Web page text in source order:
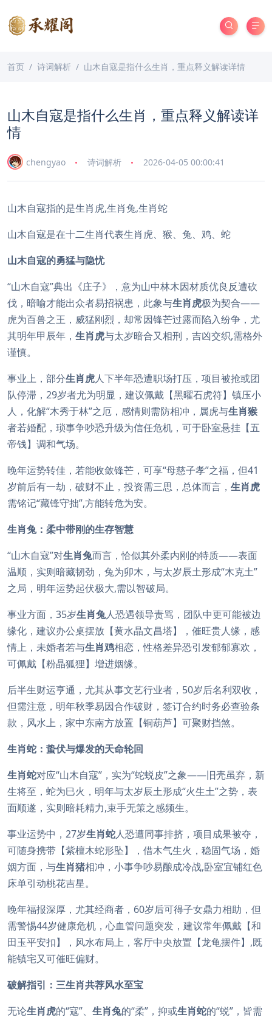
首页 诗词解析 山木自寇是指什么生肖，重点释义解读详情
山木自寇是指什么生肖，重点释义解读详
情
chengyao 诗词解析 2026-04-05 00:00:41
山木自寇指的是生肖虎,生肖兔,生肖蛇
山木自寇是在十二生肖代表生肖虎、猴、兔、鸡、蛇
山木自寇的勇猛与隐忧
“山木自寇”典出《庄子》，意为山中林木因材质优良反遭砍
伐，暗喻才能出众者易招祸患，此象与生肖虎极为契合——
虎为百兽之王，威猛刚烈，却常因锋芒过露而陷入纷争，尤
其明年甲辰年， 生肖虎与太岁暗合又相刑，吉凶交织,需格外
谨慎。
事业上，部分生肖虎人下半年恐遭职场打压，项目被抢或团
队停滞，29岁者尤为明显，建议佩戴【黑曜石虎符】镇压小
人，化解“木秀于林”之厄，感情则需防相冲，属虎与生肖猴
者若婚配，琐事争吵恐升级为信任危机，可于卧室悬挂【五
帝钱】调和气场。
晚年运势转佳，若能收敛锋芒，可享“母慈子孝”之福，但41
岁前后有一劫，破财不止，投资需三思，总体而言， 生肖虎
需铭记“藏锋守拙”,方能转危为安。
生肖兔：柔中带刚的生存智慧
“山木自寇”对生肖兔而言，恰似其外柔内刚的特质——表面
温顺，实则暗藏韧劲，兔为卯木，与太岁辰土形成“木克土”
之局，明年运势起伏极大,需以智破局。
事业方面，35岁生肖兔人恐遇领导责骂，团队中更可能被边
缘化，建议办公桌摆放【黄水晶文昌塔】，催旺贵人缘，感
情上，未婚者若与生肖鸡相恋，性格差异恐引发郁郁寡欢，
可佩戴【粉晶狐狸】增进姻缘。
后半生财运亨通，尤其从事文艺行业者，50岁后名利双收，
但需注意，明年秋季易因合作破财，签订合约时务必查验条
款，风水上，家中东南方放置【铜葫芦】可聚财挡煞。
生肖蛇：蛰伏与爆发的天命轮回
生肖蛇对应“山木自寇”，实为“蛇蜕皮”之象——旧壳虽弃，新
生将至，蛇为巳火，明年与太岁辰土形成“火生土”之势，表
面顺遂，实则暗耗精力,束手无策之感频生。
事业运势中，27岁生肖蛇人恐遭同事排挤，项目成果被夺，
可随身携带【紫檀木蛇形坠】，借木气生火，稳固气场，婚
姻方面，与生肖猪相冲，小事争吵易酿成冷战,卧室宜铺红色
床单引动桃花吉星。
晚年福报深厚，尤其经商者，60岁后可得子女鼎力相助，但
需警惕44岁健康危机，心血管问题突发，建议常年佩戴【和
田玉平安扣】，风水布局上，客厅中央放置【龙龟摆件】,既
能镇宅又可催旺偏财。
破解指引：三生肖共荐风水至宝
无论生肖虎的“寇”、 生肖兔的“柔”，抑或生肖蛇的“蜕”，皆需